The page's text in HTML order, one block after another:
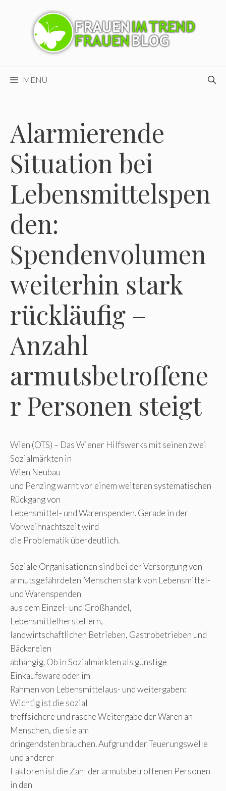
MENÜ
Alarmierende
Situation bei
Lebensmittelspen
den:
Spendenvolumen
weiterhin stark
rückläufig –
Anzahl
armutsbetroffene
r Personen steigt
Wien (OTS) – Das Wiener Hilfswerks mit seinen zwei
Sozialmärkten in
Wien Neubau
und Penzing warnt vor einem weiteren systematischen
Rückgang von
Lebensmittel- und Warenspenden. Gerade in der
Vorweihnachtszeit wird
die Problematik überdeutlich.
Soziale Organisationen sind bei der Versorgung von
armutsgefährdeten Menschen stark von Lebensmittel-
und Warenspenden
aus dem Einzel- und Großhandel,
Lebensmittelherstellern,
landwirtschaftlichen Betrieben, Gastrobetrieben und
Bäckereien
abhängig. Ob in Sozialmärkten als günstige
Einkaufsware oder im
Rahmen von Lebensmittelaus- und weitergaben:
Wichtig ist die sozial
treffsichere und rasche Weitergabe der Waren an
Menschen, die sie am
dringendsten brauchen. Aufgrund der Teuerungswelle
und anderer
Faktoren ist die Zahl der armutsbetroffenen Personen
in den